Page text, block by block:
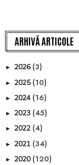
ARHIVĂ ARTICOLE
► 2026 (3)
► 2025 (10)
► 2024 (16)
► 2023 (45)
► 2022 (4)
► 2021 (34)
► 2020 (120)